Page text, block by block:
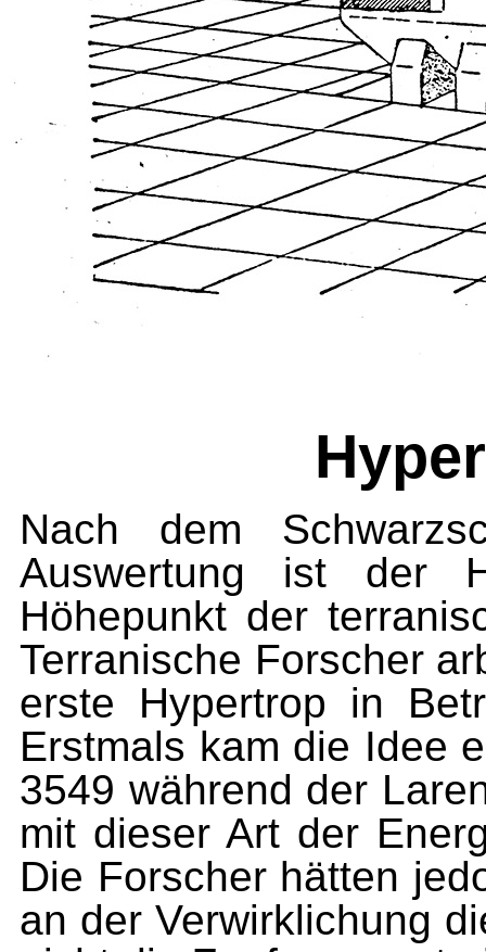
Nach dem
Auswertung ist der
Höhepunkt der
Terranische Forscher
erste Hypertrop in
Erstmals kam die Idee
3549 während der
mit dieser Art der
Die Forscher hät­ten
an der Ver­wirklichung